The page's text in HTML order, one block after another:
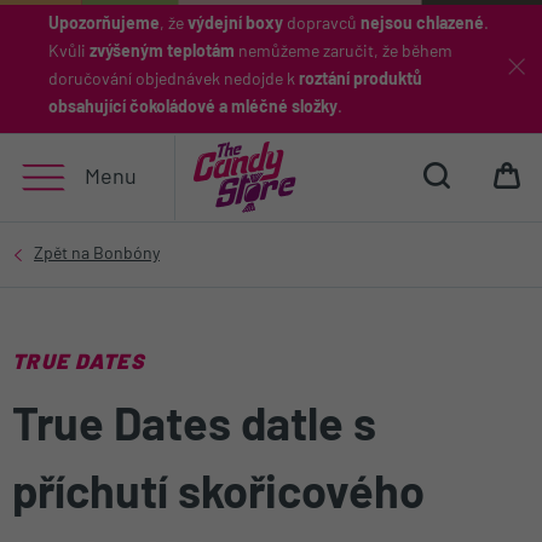
Upozorňujeme, že výdejní boxy dopravců nejsou chlazené.
Kvůli zvýšeným teplotám nemůžeme zaručit, že během
doručování objednávek nedojde k roztání produktů
obsahující čokoládové a mléčné složky.
Menu
Hledat
TRUE DATES
True Dates datle s
příchutí skořicového